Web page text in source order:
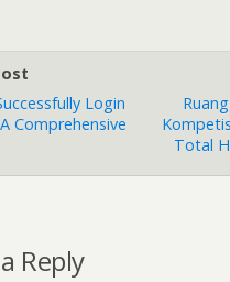
Login
Comprehensive
Total
Reply